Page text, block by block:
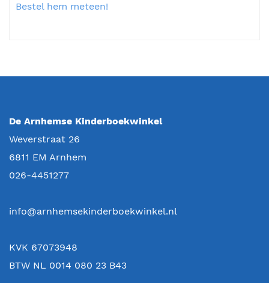
Bestel hem meteen!
De Arnhemse Kinderboekwinkel
Weverstraat 26
6811 EM Arnhem
026-4451277
info@arnhemsekinderboekwinkel.nl
KVK 67073948
BTW NL 0014 080 23 B43